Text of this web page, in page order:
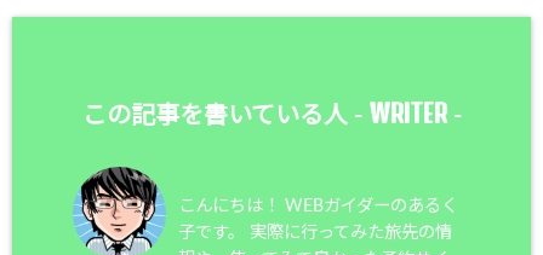
この記事を書いている人 - WRITER-
こんにちは！ WEBガイダーのあるく
子です。 実際に行ってみた旅先の情